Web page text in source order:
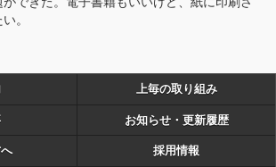
。
上毎の取り組み
お知らせ・更新履歴
採用情報